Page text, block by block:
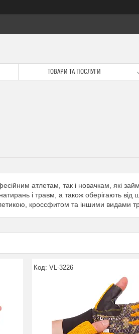
ТОВАРИ ТА ПОСЛУГИ
атлетам, так і новачкам, які
і травм, а також оберігають від
кроссфитом та іншими видами
VL-3226